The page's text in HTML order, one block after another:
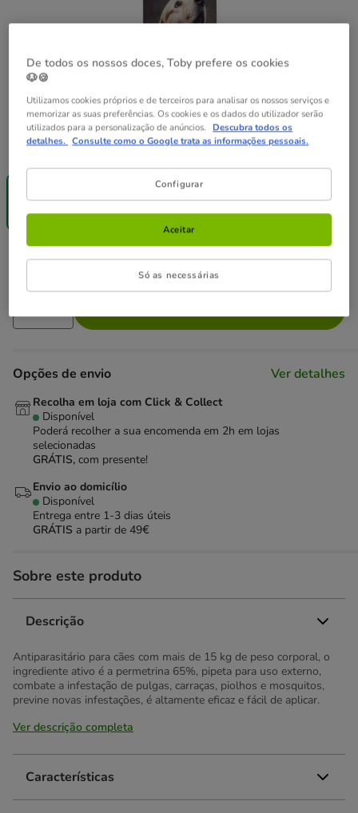
Formato:1 x 2 ml
4.99€
(499.00€ / l)
Preço 4.99€, 499.00 EUR por l
4.99€ (499.00€ / l)
Opções de envio Ver detalhes
Recolha em loja com Click & Collect
Disponível
Poderá recolher a sua encomenda em 2h em lojas
selecionadas
GRÁTIS, com presente!
Envio ao domicílio
Disponível
Entrega entre 1-3 dias úteis
GRÁTIS a partir de 49€
Sobre este produto
Descrição
Antiparasitário para cães com mais de 15 kg de peso corporal, o
ingrediente ativo é a permetrina 65%, pipeta para uso externo,
combate a infestação de pulgas, carraças, piolhos e mosquitos,
previne novas infestações, é altamente eficaz e fácil de aplicar.
Ver descrição completa
Características
De todos os nossos doces, Toby prefere os cookies
🐶🍪
Utilizamos cookies próprios e de terceiros para analisar os nossos serviços e
memorizar as suas preferências. Os cookies e os dados do utilizador serão
utilizados para a personalização de anúncios. Descubra todos os
detalhes. Consulte como o Google trata as informações pessoais.
Configurar
Só as necessárias
Aceitar